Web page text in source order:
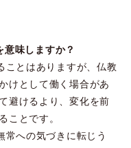
味しますか？
ことはありますが、仏教
けとして働く場合があ
避けるより、変化を前
ことです。
への気づきに転じう